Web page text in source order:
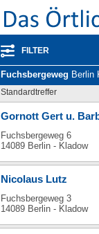
FILTER
Fuchsbergeweg Berlin Kladow
Standardtreffer
Gornott Gert u.
Fuchsbergeweg 6
14089 Berlin - Kladow
Nicolaus Lutz
Fuchsbergeweg 3
14089 Berlin - Kladow